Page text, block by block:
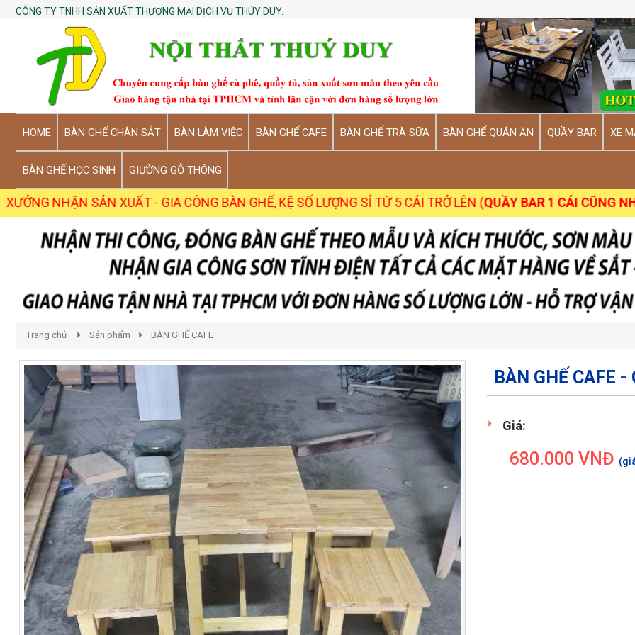
CÔNG TY TNHH SẢN XUẤT THƯƠNG MẠI DỊCH VỤ THÚY DUY.
HOME BÀN GHẾ CHÂN SẮT BÀN LÀM VIỆC BÀN GHẾ CAFE BÀN GHẾ TRÀ SỮA BÀN GHẾ QUÁN ĂN QUẦY BAR XE
BÀN GHẾ HỌC SINH GIƯỜNG GỖ THÔNG
SẢN XUẤT - GIA CÔNG BÀN GHẾ, KỆ SỐ LƯỢNG SỈ TỪ 5 CÁI TRỞ LÊN (QUẦY BAR 1 CÁI CŨNG NHẬN)
Trang chủ Sản phẩm BÀN GHẾ CAFE
BÀN GHẾ CAFE -
Giá:
680.000 VNĐ